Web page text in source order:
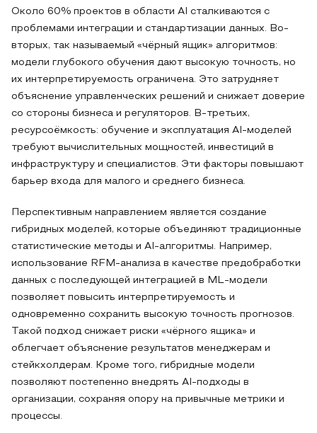
Около 60% проектов в области AI сталкиваются с
проблемами интеграции и стандартизации данных. Во-
вторых, так называемый «чёрный ящик» алгоритмов:
модели глубокого обучения дают высокую точность, но
их интерпретируемость ограничена. Это затрудняет
объяснение управленческих решений и снижает доверие
со стороны бизнеса и регуляторов. В-третьих,
ресурсоёмкость: обучение и эксплуатация AI-моделей
требуют вычислительных мощностей, инвестиций в
инфраструктуру и специалистов. Эти факторы повышают
барьер входа для малого и среднего бизнеса.
Перспективным направлением является создание
гибридных моделей, которые объединяют традиционные
статистические методы и AI-алгоритмы. Например,
использование RFM-анализа в качестве предобработки
данных с последующей интеграцией в ML-модели
позволяет повысить интерпретируемость и
одновременно сохранить высокую точность прогнозов.
Такой подход снижает риски «чёрного ящика» и
облегчает объяснение результатов менеджерам и
стейкхолдерам. Кроме того, гибридные модели
позволяют постепенно внедрять AI-подходы в
организации, сохраняя опору на привычные метрики и
процессы.